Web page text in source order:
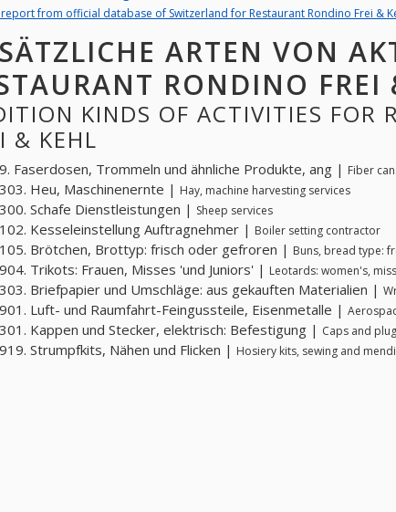
from official database of Switzerland for Restaurant Rondino Frei &
ARTEN VON
RONDINO FREI
KINDS OF ACTIVITIES FOR
& KEHL
Faserdosen, Trommeln und ähnliche Produkte, ang | Fiber
Heu, Maschinenernte | Hay, machine harvesting services
Schafe Dienstleistungen | Sheep services
Kesseleinstellung Auftragnehmer | Boiler setting contractor
Brötchen, Brottyp: frisch oder gefroren | Buns, bread type:
Trikots: Frauen, Misses 'und Juniors' | Leotards: women's,
Briefpapier und Umschläge: aus gekauften Materialien |
Luft- und Raumfahrt-Feingussteile, Eisenmetalle |
Kappen und Stecker, elektrisch: Befestigung | Caps and
Strumpfkits, Nähen und Flicken | Hosiery kits, sewing and